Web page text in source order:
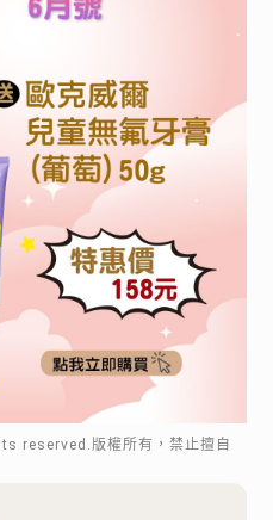
reserved.版權所有，禁止擅自